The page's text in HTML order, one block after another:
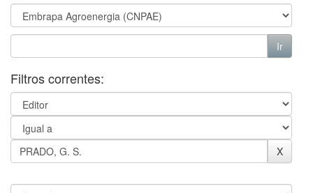
Filtros correntes: